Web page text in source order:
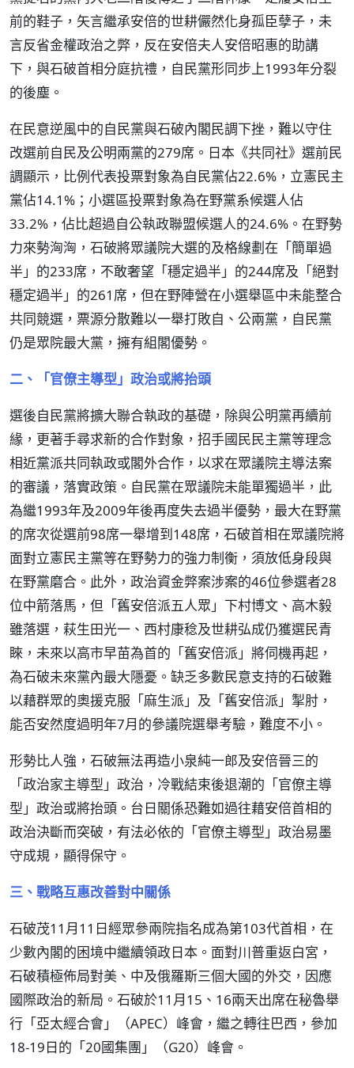
前的鞋子，矢言繼承安倍的世耕儼然化身孤臣孽子，未
言反省金權政治之弊，反在安倍夫人安倍昭惠的助講
下，與石破首相分庭抗禮，自民黨形同步上1993年分裂
的後塵。
在民意逆風中的自民黨與石破內閣民調下挫，難以守住
改選前自民及公明兩黨的279席。日本《共同社》選前民
調顯示，比例代表投票對象為自民黨佔22.6%，立憲民主
黨佔14.1%；小選區投票對象為在野黨系候選人佔
33.2%，佔比超過自公執政聯盟候選人的24.6%。在野勢
力來勢洶洶，石破將眾議院大選的及格線劃在「簡單過
半」的233席，不敢奢望「穩定過半」的244席及「絕對
穩定過半」的261席，但在野陣營在小選舉區中未能整合
共同競選，票源分散難以一舉打敗自、公兩黨，自民黨
仍是眾院最大黨，擁有組閣優勢。
二、「官僚主導型」政治或將抬頭
選後自民黨將擴大聯合執政的基礎，除與公明黨再續前
緣，更著手尋求新的合作對象，招手國民民主黨等理念
相近黨派共同執政或閣外合作，以求在眾議院主導法案
的審議，落實政策。自民黨在眾議院未能單獨過半，此
為繼1993年及2009年後再度失去過半優勢，最大在野黨
的席次從選前98席一舉增到148席，石破首相在眾議院將
面對立憲民主黨等在野勢力的強力制衡，須放低身段與
在野黨磨合。此外，政治資金弊案涉案的46位參選者28
位中箭落馬，但「舊安倍派五人眾」下村博文、高木毅
雖落選，萩生田光一、西村康稔及世耕弘成仍獲選民青
睞，未來以高市早苗為首的「舊安倍派」將伺機再起，
為石破未來黨內最大隱憂。缺乏多數民意支持的石破難
以藉群眾的奧援克服「麻生派」及「舊安倍派」掣肘，
能否安然度過明年7月的參議院選舉考驗，難度不小。
形勢比人強，石破無法再造小泉純一郎及安倍晉三的
「政治家主導型」政治，冷戰結束後退潮的「官僚主導
型」政治或將抬頭。台日關係恐難如過往藉安倍首相的
政治決斷而突破，有法必依的「官僚主導型」政治易墨
守成規，顯得保守。
三、戰略互惠改善對中關係
石破茂11月11日經眾參兩院指名成為第103代首相，在
少數內閣的困境中繼續領政日本。面對川普重返白宮，
石破積極佈局對美、中及俄羅斯三個大國的外交，因應
國際政治的新局。石破於11月15、16兩天出席在秘魯舉
行「亞太經合會」（APEC）峰會，繼之轉往巴西，參加
18-19日的「20國集團」（G20）峰會。